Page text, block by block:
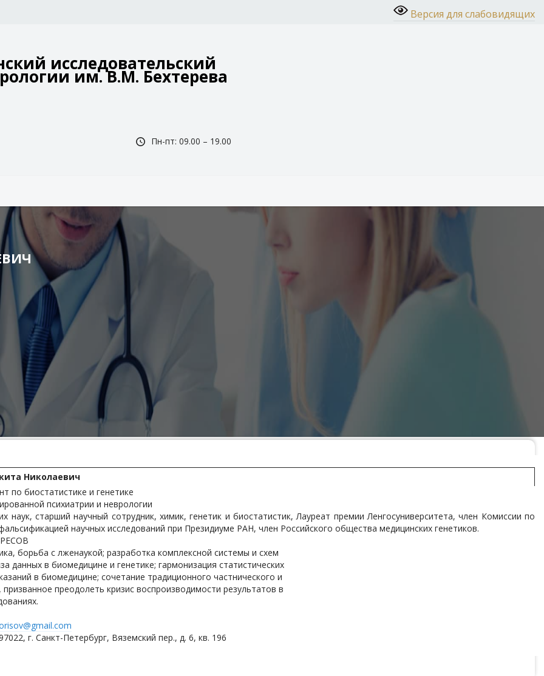
Версия для слабовидящих
исследовательский
им. В.М. Бехтерева
Пн-пт: 09.00 – 19.00
Николаевич
по биостатистике и генетике
психиатрии и неврологии
наук, старший научный сотрудник, химик, генетик и биостатистик, Лауреат премии Ленгосуниверситета, член Комиссии по
научных исследований при Президиуме РАН, член Российского общества медицинских генетиков.
борьба с лженаукой; разработка комплексной системы и схем
данных в биомедицине и генетике; гармонизация статистических
в биомедицине; сочетание традиционного частнического и
преодолеть кризис воспроизводимости результатов в
г. Санкт-Петербург, Вяземский пер., д. 6, кв. 196